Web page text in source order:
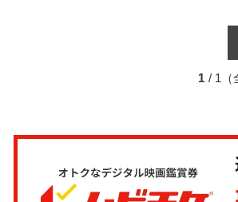
1 / 1（